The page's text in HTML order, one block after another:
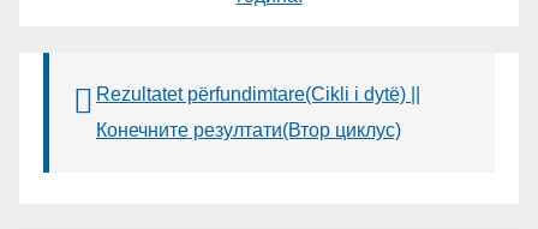
Rezultatet përfundimtare(Cikli i dytë) ||
Конечните резултати(Втор циклус)